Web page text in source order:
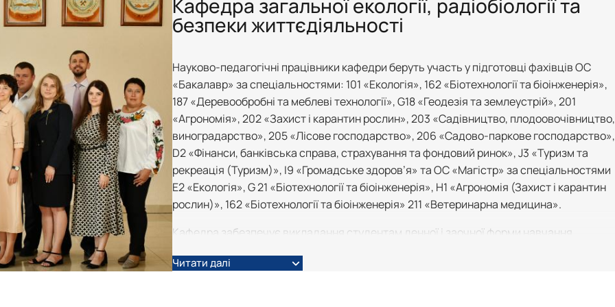
Аспіранти кафедри
Наукові керівники аспірантів
Кафедра загальної екології, радіобіології та
безпеки життєдіяльності
Науково-педагогічні працівники кафедри беруть участь у підготовці фахівців ОС
«Бакалавр» за спеціальностями: 101 «Екологія», 162 «Біотехнології та біоінженерія»,
187 «Деревообробні та меблеві технології», G18 «Геодезія та землеустрій», 201
«Агрономія», 202 «Захист і карантин рослин», 203 «Садівництво, плодоовочівництво,
виноградарство», 205 «Лісове господарство», 206 «Садово-паркове господарство»,
D2 «Фінанси, банківська справа, страхування та фондовий ринок», J3 «Туризм та
рекреація (Туризм)», І9 «Громадське здоров’я» та ОС «Магістр» за спеціальностями
E2 «Екологія», G 21 «Біотехнології та біоінженерія», H1 «Агрономія (Захист і карантин
рослин)», 162 «Біотехнології та біоінженерія» 211 «Ветеринарна медицина».
Кафедра забезпечує викладання студентам денної і заочної форми навчання
“Екологічна біоіндикація”, “Екологія біологічних систем”, “Радіобіологія та
Читати далі